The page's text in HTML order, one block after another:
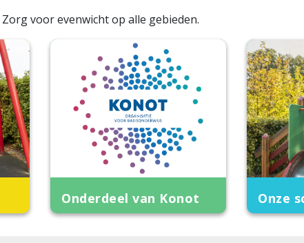
Zorg voor evenwicht op alle gebieden.
Onderdeel van Konot Onze